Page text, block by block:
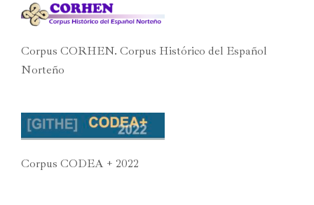
Corpus CORHEN. Corpus Histórico del Español
Norteño
Corpus CODEA + 2022